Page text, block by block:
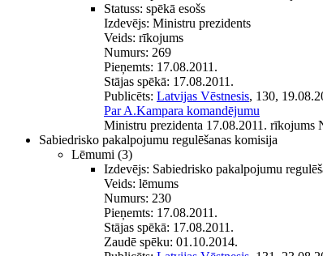
Statuss: spēkā esošs
Izdevējs: Ministru prezidents
Veids: rīkojums
Numurs: 269
Pieņemts: 17.08.2011.
Stājas spēkā: 17.08.2011.
Publicēts: Latvijas Vēstnesis, 130,
Par A.Kampara komandējumu
Ministru prezidenta 17.08.2011. rīkojums
Sabiedrisko pakalpojumu regulēšanas komisija
Lēmumi (3)
Izdevējs: Sabiedrisko pakalpojumu
Veids: lēmums
Numurs: 230
Pieņemts: 17.08.2011.
Stājas spēkā: 17.08.2011.
Zaudē spēku: 01.10.2014.